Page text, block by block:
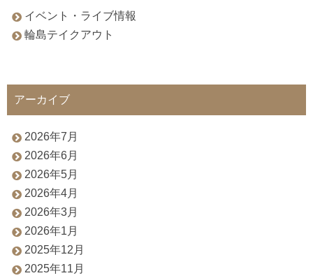
イベント・ライブ情報
輪島テイクアウト
アーカイブ
2026年7月
2026年6月
2026年5月
2026年4月
2026年3月
2026年1月
2025年12月
2025年11月